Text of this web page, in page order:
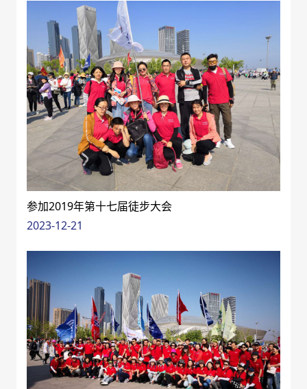
参加2019年第十七届徒步大会
2023-12-21